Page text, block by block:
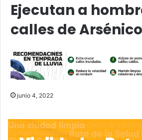
Ejecutan a
calles de
junio 4, 2022